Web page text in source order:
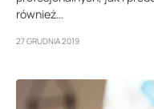
również…
27 GRUDNIA 2019